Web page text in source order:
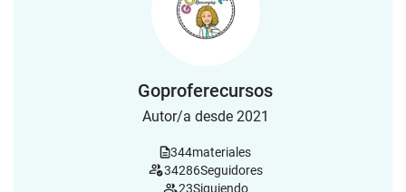
Goproferecursos
Autor/a desde 2021
344materiales
34286Seguidores
23Siguiendo